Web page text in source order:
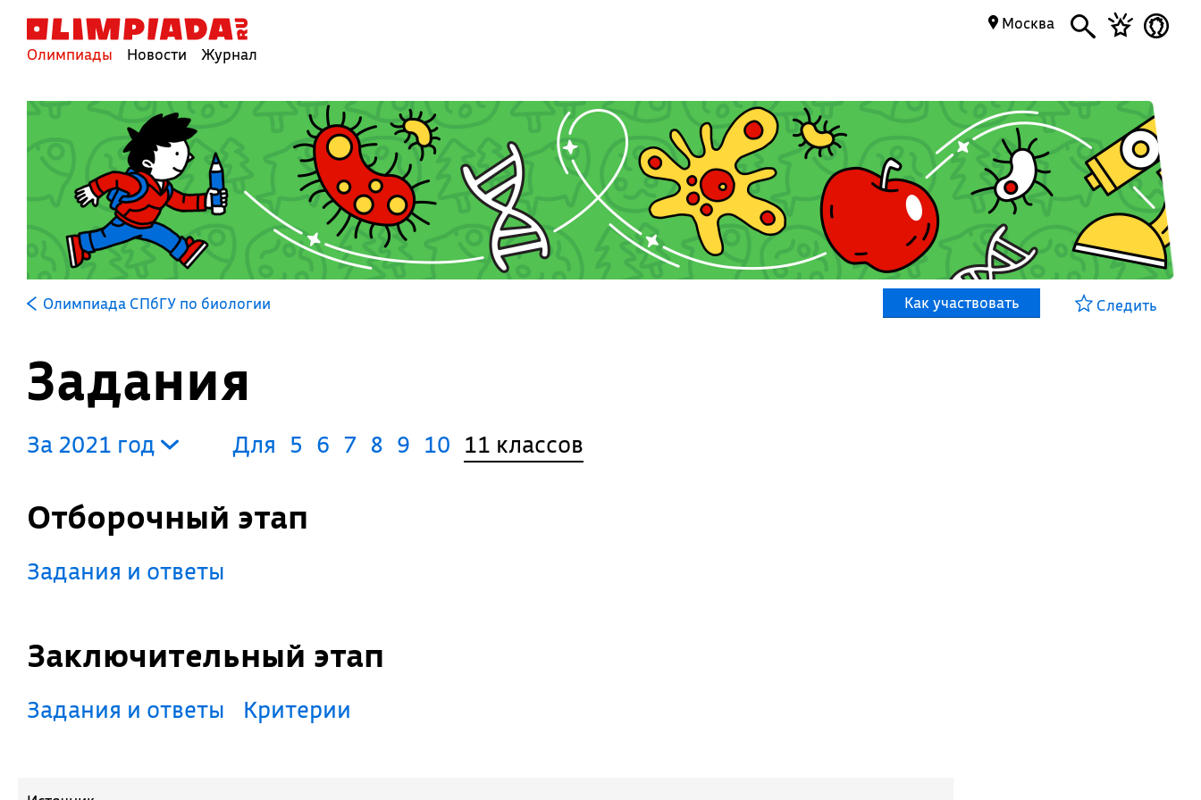
Олимпиады Новости Журнал
Москва
Олимпиада СПбГУ по биологии Как участвовать Следить
Задания
За 2021 год Для 5 6 7 8 9 10 11 классов
Отборочный этап
Задания и ответы
Заключительный этап
Задания и ответы Критерии